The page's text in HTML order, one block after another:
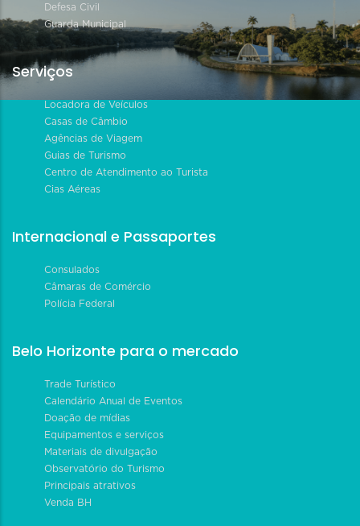
Defesa Civil
Guarda Municipal
Serviços
Locadora de Veículos
Casas de Câmbio
Agências de Viagem
Guias de Turismo
Centro de Atendimento ao Turista
Cias Aéreas
Internacional e Passaportes
Consulados
Câmaras de Comércio
Polícia Federal
Belo Horizonte para o mercado
Trade Turístico
Calendário Anual de Eventos
Doação de mídias
Equipamentos e serviços
Materiais de divulgação
Observatório do Turismo
Principais atrativos
Venda BH